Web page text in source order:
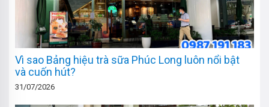
Vì sao Bảng hiệu trà sữa Phúc Long luôn nổi bật
và cuốn hút?
31/07/2026